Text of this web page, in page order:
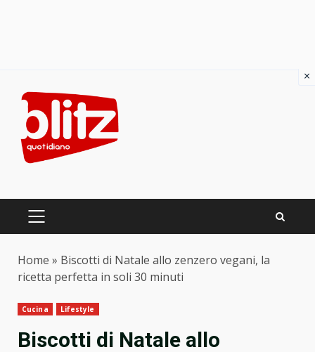
content
PRIMARY
Home » Biscotti di Natale allo zenzero vegani, la
ricetta perfetta in soli 30 minuti
Cucina Lifestyle
Biscotti di Natale allo
×